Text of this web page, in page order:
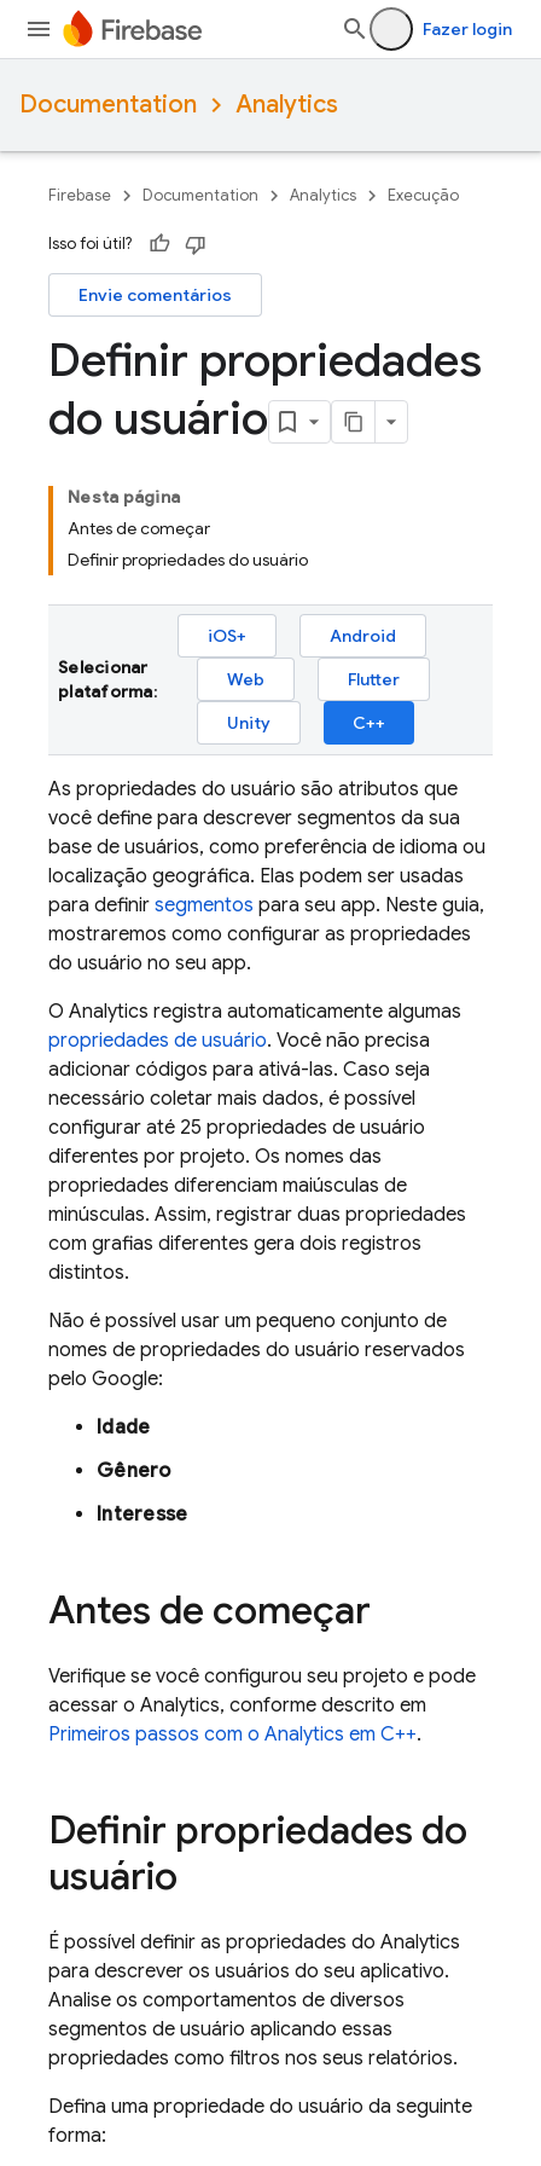
Fazer login
Documentation Analytics
Firebase Documentation Analytics Execução
Isso foi útil?
Envie comentários
Definir propriedades
do usuário
Nesta página
Antes de começar
Definir propriedades do usuário
Selecionar
plataforma:
iOS+
Android
Web
Flutter
Unity
C++
As propriedades do usuário são atributos que
você define para descrever segmentos da sua
base de usuários, como preferência de idioma ou
localização geográfica. Elas podem ser usadas
para definir segmentos para seu app. Neste guia,
mostraremos como configurar as propriedades
do usuário no seu app.
O Analytics registra automaticamente algumas
propriedades de usuário. Você não precisa
adicionar códigos para ativá-las. Caso seja
necessário coletar mais dados, é possível
configurar até 25 propriedades de usuário
diferentes por projeto. Os nomes das
propriedades diferenciam maiúsculas de
minúsculas. Assim, registrar duas propriedades
com grafias diferentes gera dois registros
distintos.
Não é possível usar um pequeno conjunto de
nomes de propriedades do usuário reservados
pelo Google:
Idade
Gênero
Interesse
Antes de começar
Verifique se você configurou seu projeto e pode
acessar o Analytics, conforme descrito em
Primeiros passos com o Analytics em C++.
Definir propriedades do
usuário
É possível definir as propriedades do Analytics
para descrever os usuários do seu aplicativo.
Analise os comportamentos de diversos
segmentos de usuário aplicando essas
propriedades como filtros nos seus relatórios.
Defina uma propriedade do usuário da seguinte
forma: